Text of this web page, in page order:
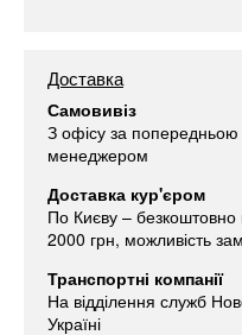
Доставка
Самовивіз
З офісу за
менеджером
Доставка кур'єром
По Києву – безкоштовно
2000 грн, можливість
Транспортні компанії
На відділення служб
Україні